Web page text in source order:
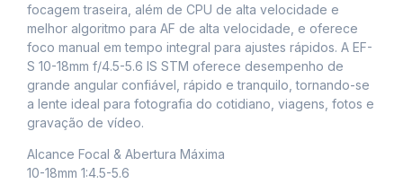
focagem traseira, além de CPU de alta velocidade e
melhor algoritmo para AF de alta velocidade, e oferece
foco manual em tempo integral para ajustes rápidos. A EF-
S 10-18mm f/4.5-5.6 IS STM oferece desempenho de
grande angular confiável, rápido e tranquilo, tornando-se
a lente ideal para fotografia do cotidiano, viagens, fotos e
gravação de vídeo.
Alcance Focal & Abertura Máxima
10-18mm 1:4.5-5.6